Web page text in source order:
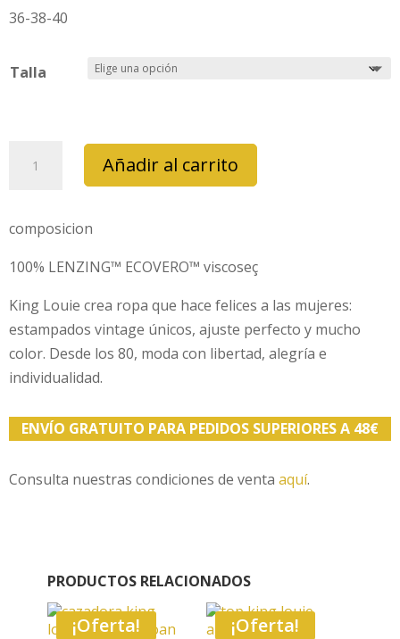
36-38-40
Talla
king
jane
verde
cantidad
Añadir al carrito
composicion
100% LENZING™ ECOVERO™ viscoseç
King Louie crea ropa que hace felices a las mujeres:
estampados vintage únicos, ajuste perfecto y mucho
color. Desde los 80, moda con libertad, alegría e
individualidad.
ENVÍO GRATUITO PARA PEDIDOS SUPERIORES A 48€
Consulta nuestras condiciones de venta aquí.
PRODUCTOS RELACIONADOS
¡Oferta! ¡Oferta!